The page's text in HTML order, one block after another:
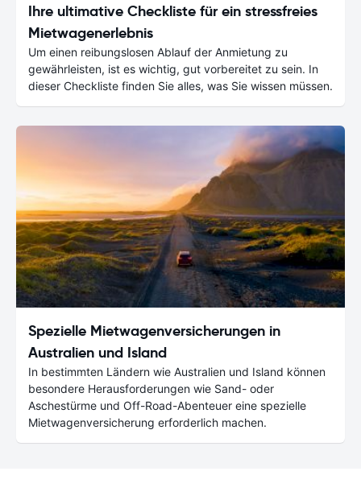
Ihre ultimative Checkliste für ein stressfreies
Mietwagenerlebnis
Um einen reibungslosen Ablauf der Anmietung zu
gewährleisten, ist es wichtig, gut vorbereitet zu sein. In
dieser Checkliste finden Sie alles, was Sie wissen müssen.
Spezielle Mietwagenversicherungen in
Australien und Island
In bestimmten Ländern wie Australien und Island können
besondere Herausforderungen wie Sand- oder
Aschestürme und Off-Road-Abenteuer eine spezielle
Mietwagenversicherung erforderlich machen.